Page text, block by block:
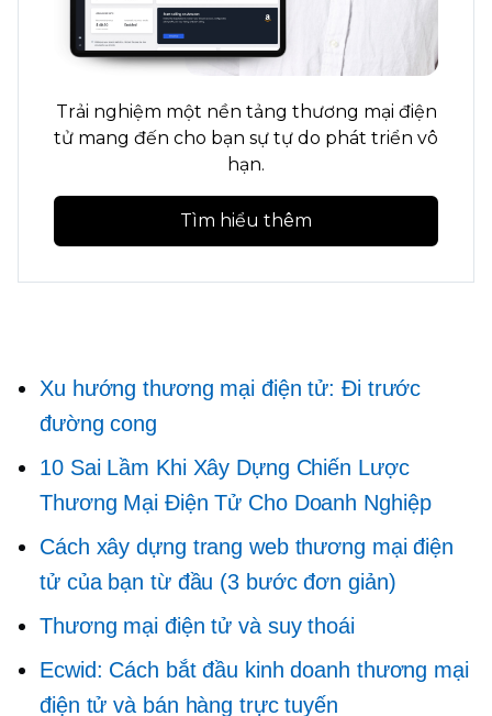
Trải nghiệm một nền tảng thương mại điện
tử mang đến cho bạn sự tự do phát triển vô
hạn.
Tìm hiểu thêm
Xu hướng thương mại điện tử: Đi trước
đường cong
10 Sai Lầm Khi Xây Dựng Chiến Lược
Thương Mại Điện Tử Cho Doanh Nghiệp
Cách xây dựng trang web thương mại điện
tử của bạn từ đầu (3 bước đơn giản)
Thương mại điện tử và suy thoái
Ecwid: Cách bắt đầu kinh doanh thương mại
điện tử và bán hàng trực tuyến